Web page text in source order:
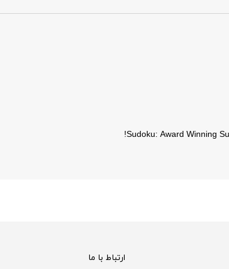
Sudoku: Award Winning
ارتباط با ما